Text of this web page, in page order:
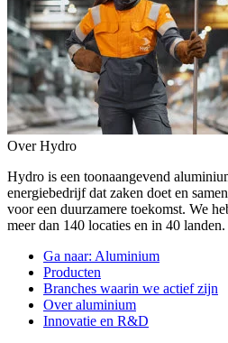
Over Hydro
Hydro is een toonaangevend
energiebedrijf dat zaken doet en
voor een duurzamere toekomst. We
meer dan 140 locaties en in 40 landen.
Ga naar: Aluminium
Producten
Branches waarin we actief zijn
Over aluminium
Innovatie en R&D